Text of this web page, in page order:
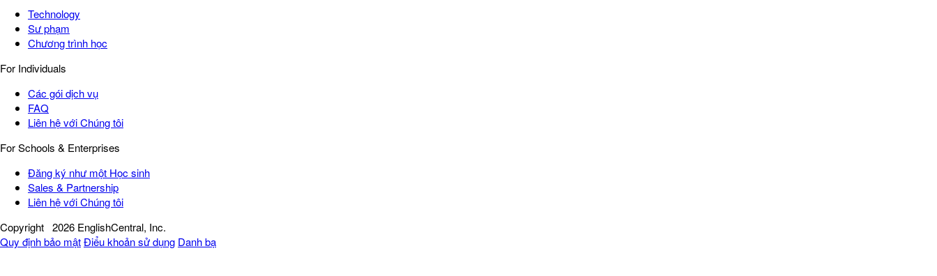
Technology
Sư phạm
Chương trình học
For Individuals
Các gói dịch vụ
FAQ
Liên hệ với Chúng tôi
For Schools & Enterprises
Đăng ký như một Học sinh
Sales & Partnership
Liên hệ với Chúng tôi
Copyright 2026 EnglishCentral, Inc.
Quy định bảo mậtĐiểu khoản sử dụng Danh bạ